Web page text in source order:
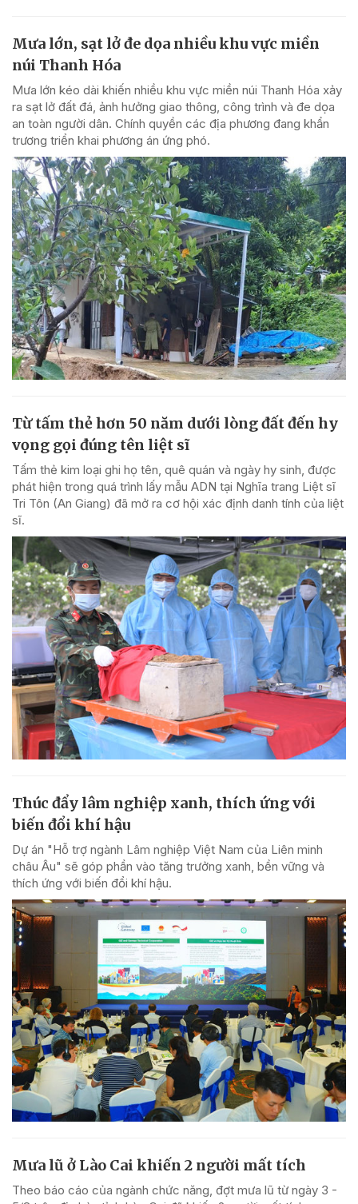
Mưa lớn, sạt lở đe dọa nhiều khu vực miền
núi Thanh Hóa
Mưa lớn kéo dài khiến nhiều khu vực miền núi Thanh Hóa xảy
ra sạt lở đất đá, ảnh hưởng giao thông, công trình và đe dọa
an toàn người dân. Chính quyền các địa phương đang khẩn
trương triển khai phương án ứng phó.
Từ tấm thẻ hơn 50 năm dưới lòng đất đến hy
vọng gọi đúng tên liệt sĩ
Tấm thẻ kim loại ghi họ tên, quê quán và ngày hy sinh, được
phát hiện trong quá trình lấy mẫu ADN tại Nghĩa trang Liệt sĩ
Tri Tôn (An Giang) đã mở ra cơ hội xác định danh tính của liệt
sĩ.
Thúc đẩy lâm nghiệp xanh, thích ứng với
biến đổi khí hậu
Dự án "Hỗ trợ ngành Lâm nghiệp Việt Nam của Liên minh
châu Âu" sẽ góp phần vào tăng trưởng xanh, bền vững và
thích ứng với biến đổi khí hậu.
Mưa lũ ở Lào Cai khiến 2 người mất tích
Theo báo cáo của ngành chức năng, đợt mưa lũ từ ngày 3 -